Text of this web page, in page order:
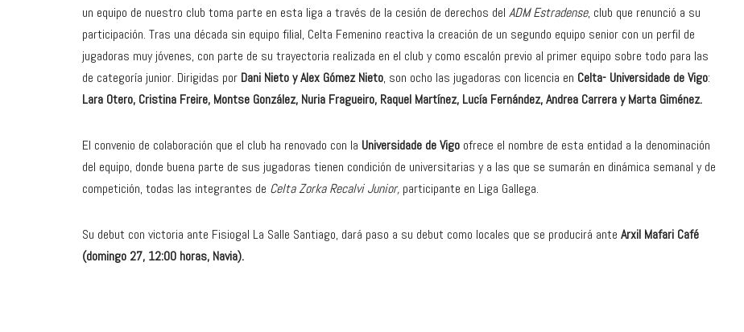
un equipo de nuestro club toma parte en esta liga a través de la cesión de derechos del ADM Estradense, club que renunció a su
participación. Tras una década sin equipo filial, Celta Femenino reactiva la creación de un segundo equipo senior con un perfil de
jugadoras muy jóvenes, con parte de su trayectoria realizada en el club y como escalón previo al primer equipo sobre todo para las
de categoría junior. Dirigidas por Dani Nieto y Alex Gómez Nieto, son ocho las jugadoras con licencia en Celta- Universidade de Vigo:
Lara Otero, Cristina Freire, Montse González, Nuria Fragueiro, Raquel Martínez, Lucía Fernández, Andrea Carrera y Marta Giménez.
El convenio de colaboración que el club ha renovado con la Universidade de Vigo ofrece el nombre de esta entidad a la denominación
del equipo, donde buena parte de sus jugadoras tienen condición de universitarias y a las que se sumarán en dinámica semanal y de
competición, todas las integrantes de Celta Zorka Recalvi Junior, participante en Liga Gallega.
Su debut con victoria ante Fisiogal La Salle Santiago, dará paso a su debut como locales que se producirá ante Arxil Mafari Café
(domingo 27, 12:00 horas, Navia).